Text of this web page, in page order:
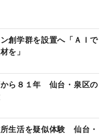
創学群を設置へ「ＡＩで
を」
ら８１年 仙台・泉区の
生活を疑似体験 仙台・